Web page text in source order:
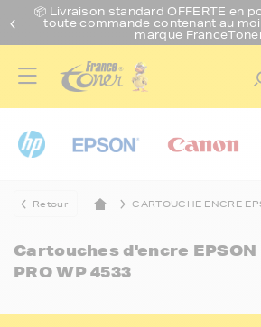
📦 Livraison standard OFFERTE en
toute commande contenant au
marque
Retour CARTOUCHE ENCRE
Cartouches d'encre
PRO WP 4533